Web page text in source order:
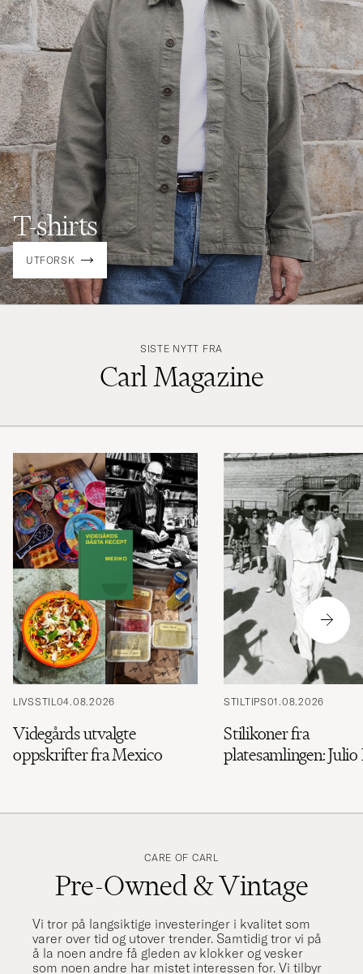
T-shirts
UTFORSK
SISTE NYTT FRA
Carl Magazine
LIVSSTIL04.08.2026
Videgårds utvalgte
oppskrifter fra Mexico
STILTIPS01.08.2026
Stilikoner fra
platesamlingen: Julio
CARE OF CARL
Pre-Owned & Vintage
Vi tror på langsiktige investeringer i kvalitet som
varer over tid og utover trender. Samtidig tror vi på
å la noen andre få gleden av klokker og vesker
som noen andre har mistet interessen for. Vi tilbyr